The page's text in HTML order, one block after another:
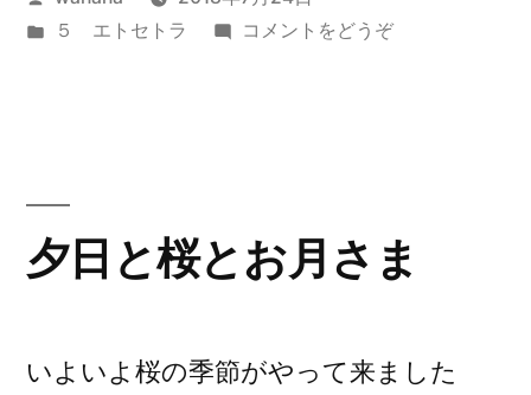
稿
カ
５ エトセトラ コメントをどうぞ(な
夕日と桜とお月さま
いよいよ桜の季節がやって来ました